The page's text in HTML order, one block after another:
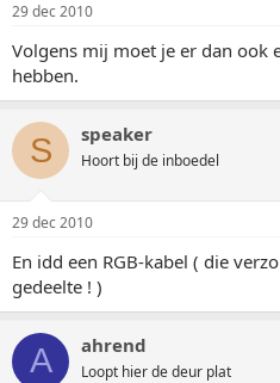
29 dec 2010
Volgens mij moet je er dan ook
hebben.
S speaker
Hoort bij de inboedel
29 dec 2010
En idd een RGB-kabel ( die
gedeelte ! )
A ahrend
Loopt hier de deur plat